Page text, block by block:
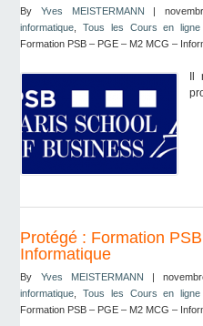
By Yves MEISTERMANN |
informatique ,Tous les Cours en ligne
Formation PSB – PGE – M2 MCG –
Protégé : Formation
Informatique
By Yves MEISTERMANN |
informatique ,Tous les Cours en ligne
Formation PSB – PGE – M2 MCG –